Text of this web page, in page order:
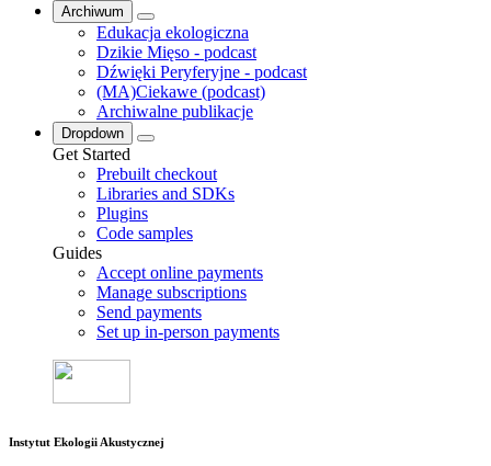
Archiwum
Edukacja ekologiczna
Dzikie Mięso - podcast
Dźwięki Peryferyjne - podcast
(MA)Ciekawe (podcast)
Archiwalne publikacje
Dropdown
Get Started
Prebuilt checkout
Libraries and SDKs
Plugins
Code samples
Guides
Accept online payments
Manage subscriptions
Send payments
Set up in-person payments
Instytut Ekologii Akustycznej